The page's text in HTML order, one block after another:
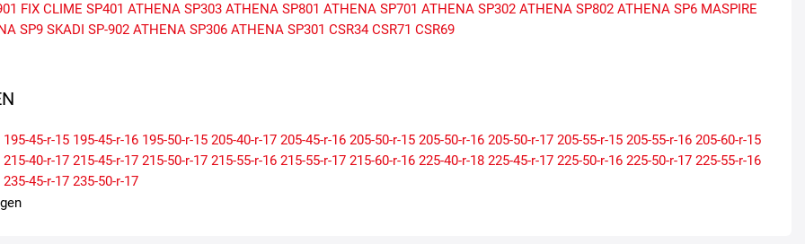
FIX CLIME SP401 ATHENA SP303 ATHENA SP801 ATHENA SP701 ATHENA SP302 ATHENA SP802 ATHENA SP6 MASPIRE
SP9 SKADI SP-902 ATHENA SP306 ATHENA SP301 CSR34 CSR71 CSR69
195-45-r-15 195-45-r-16 195-50-r-15 205-40-r-17 205-45-r-16 205-50-r-15 205-50-r-16 205-50-r-17 205-55-r-15 205-55-r-16 205-60-r-15
215-40-r-17 215-45-r-17 215-50-r-17 215-55-r-16 215-55-r-17 215-60-r-16 225-40-r-18 225-45-r-17 225-50-r-16 225-50-r-17 225-55-r-16
235-45-r-17 235-50-r-17